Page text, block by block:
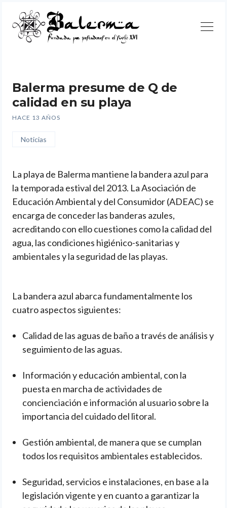
Continuar
Balerma presume de Q de
calidad en su playa
HACE 13 AÑOS
Noticias
La playa de Balerma mantiene la bandera azul para
la temporada estival del 2013. La Asociación de
Educación Ambiental y del Consumidor (ADEAC) se
encarga de conceder las banderas azules,
acreditando con ello cuestiones como la calidad del
agua, las condiciones higiénico-sanitarias y
ambientales y la seguridad de las playas.
La bandera azul abarca fundamentalmente los
cuatro aspectos siguientes:
Calidad de las aguas de baño a través de análisis y
seguimiento de las aguas.
Información y educación ambiental, con la
puesta en marcha de actividades de
concienciación e información al usuario sobre la
importancia del cuidado del litoral.
Gestión ambiental, de manera que se cumplan
todos los requisitos ambientales establecidos.
Seguridad, servicios e instalaciones, en base a la
legislación vigente y en cuanto a garantizar la